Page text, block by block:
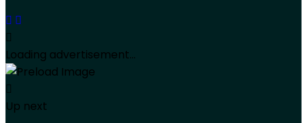
Loading advertisement...
Up next